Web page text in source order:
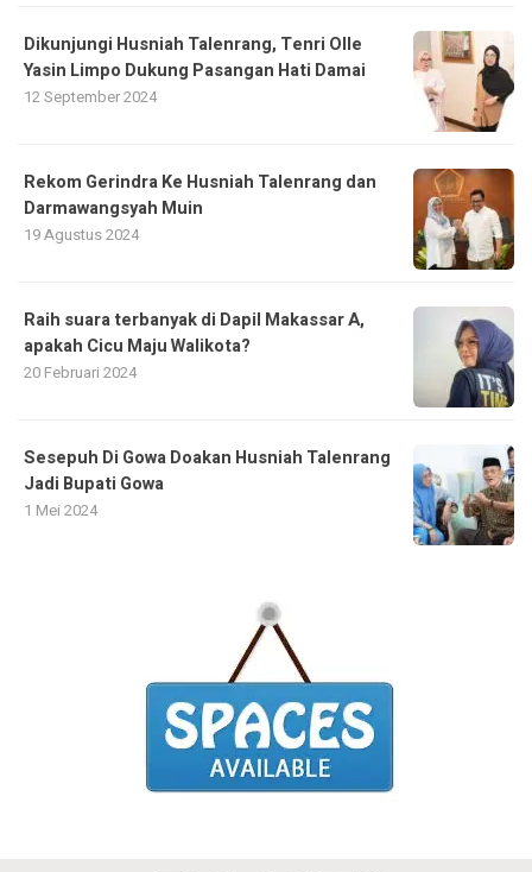
Dikunjungi Husniah Talenrang, Tenri Olle
Yasin Limpo Dukung Pasangan Hati Damai
12 September 2024
Rekom Gerindra Ke Husniah Talenrang dan
Darmawangsyah Muin
19 Agustus 2024
Raih suara terbanyak di Dapil Makassar A,
apakah Cicu Maju Walikota?
20 Februari 2024
Sesepuh Di Gowa Doakan Husniah Talenrang
Jadi Bupati Gowa
1 Mei 2024